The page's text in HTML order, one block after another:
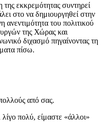
εκκρεμότητας συντηρεί
στο να δημιουργηθεί στην
ανεντιμότητα του πολιτικού
της Χώρας και
διχασμό πηγαίνοντας τη
πίσω.
από σας.
πολύ, είμαστε «άλλοι»